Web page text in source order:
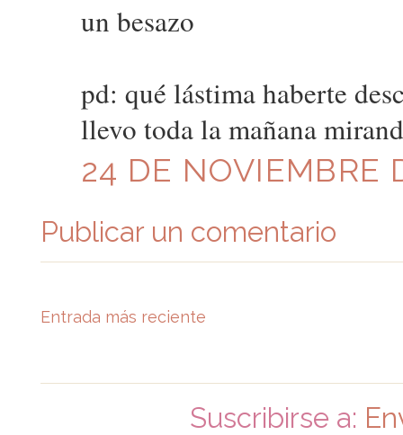
un besazo
pd: qué lástima haberte
llevo toda la mañana
24 DE NOVIEMBRE
Publicar un comentario
Entrada más reciente
Suscribirse a: